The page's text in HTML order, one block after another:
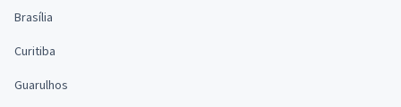
Brasília
Curitiba
Guarulhos